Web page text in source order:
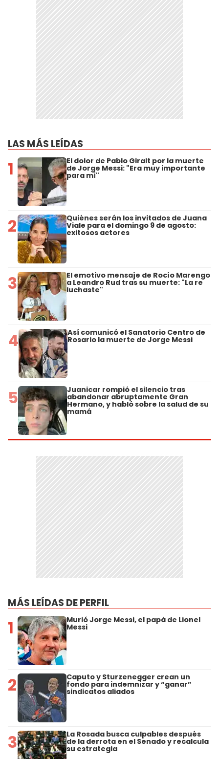
LAS MÁS LEÍDAS
1 El dolor de Pablo Giralt por la muerte
de Jorge Messi: "Era muy importante
para mí"
2 Quiénes serán los invitados de Juana
Viale para el domingo 9 de agosto:
exitosos actores
3 El emotivo mensaje de Rocío Marengo
a Leandro Rud tras su muerte: "La re
luchaste"
4 Así comunicó el Sanatorio Centro de
Rosario la muerte de Jorge Messi
5 Juanicar rompió el silencio tras
abandonar abruptamente Gran
Hermano, y habló sobre la salud de su
mamá
MÁS LEÍDAS DE PERFIL
1 Murió Jorge Messi, el papá de Lionel
Messi
2 Caputo y Sturzenegger crean un
fondo para indemnizar y “ganar”
sindicatos aliados
3 La Rosada busca culpables después
de la derrota en el Senado y recalcula
su estrategia